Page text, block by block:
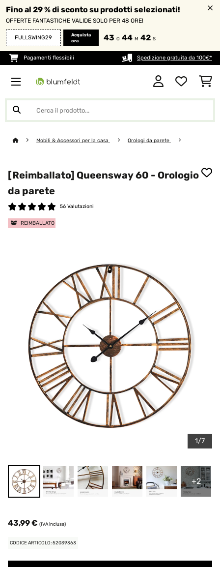
Fino al 29 % di sconto su prodotti selezionati!
OFFERTE FANTASTICHE VALIDE SOLO PER 48 ORE!
FULLSWING29
Acquista
ora
43 O 44 M 40 S
Pagamenti flessibili Spedizione gratuita da 100€*
Mobili & Accessori per la casa Orologi da parete
[Reimballato] Queensway 60 - Orologio
da parete
56 Valutazioni
REIMBALLATO
1/7
+2
43,99 € (IVA inclusa)
CODICE ARTICOLO: 52039363